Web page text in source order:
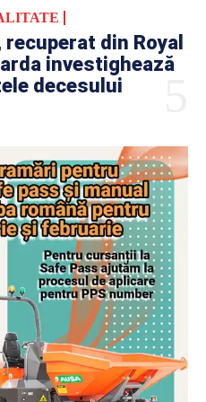
din Royal
investighează
decesului